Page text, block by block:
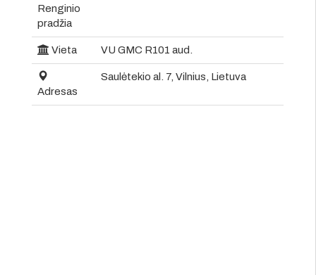
Renginio
pradžia
Vieta VU GMC R101 aud.
Adresas
Saulėtekio al. 7, Vilnius, Lietuva